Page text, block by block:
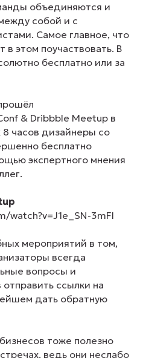
объединяются и
собой и с
Самое главное, что
этом поучаствовать. В
бесплатно или за
& Dribbble Meetup в
часов дизайнеры со
бесплатно
экспертного мнения
watch?v=J1e_SN-3mFI
мероприятий в том,
всегда
вопросы и
ссылки на
дать обратную
тоже полезно
ведь они неслабо